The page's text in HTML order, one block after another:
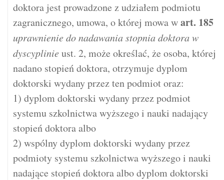
doktora jest prowadzone z udziałem podmiotu
zagranicznego, umowa, o której mowa wart. 185
uprawnienie do nadawania stopnia doktora w
dyscyplinie ust. 2, może określać, że osoba, której
nadano stopień doktora, otrzymuje dyplom
doktorski wydany przez ten podmiot oraz:
1) dyplom doktorski wydany przez podmiot
systemu szkolnictwa wyższego i nauki nadający
stopień doktora albo
2) wspólny dyplom doktorski wydany przez
podmioty systemu szkolnictwa wyższego i nauki
nadające stopień doktora albo dyplom doktorski